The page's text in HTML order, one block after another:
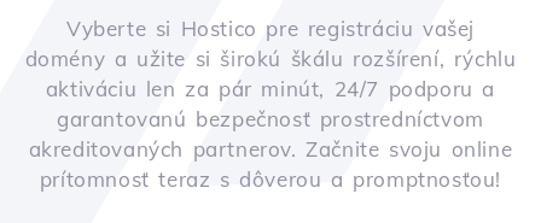
Vyberte si Hostico pre registráciu vašej
domény a užite si širokú škálu rozšírení, rýchlu
aktiváciu len za pár minút, 24/7 podporu a
garantovanú bezpečnosť prostredníctvom
akreditovaných partnerov. Začnite svoju online
prítomnosť teraz s dôverou a promptnosťou!